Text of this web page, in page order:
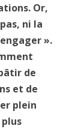
Or,
ni la
».
de
et de
plein